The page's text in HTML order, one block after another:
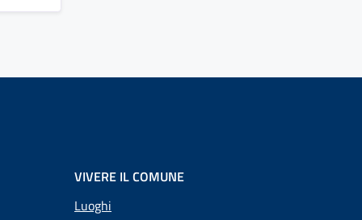
VIVERE IL COMUNE
Luoghi